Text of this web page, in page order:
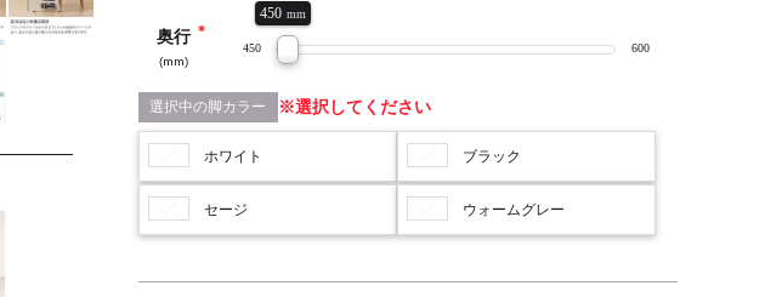
奥行
450
450 mm
600
脚カラー 選択してください
ホワイト ブラック
セージ ウォームグレー